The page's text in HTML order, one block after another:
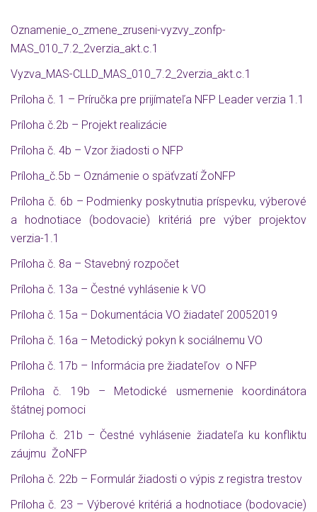
Oznamenie_o_zmene_zruseni-vyzvy_zonfp-
MAS_010_7.2_2verzia_akt.c.1
Vyzva_MAS-CLLD_MAS_010_7.2_2verzia_akt.c.1
Príloha č. 1 – Príručka pre prijímateľa NFP Leader verzia 1.1
Príloha č.2b – Projekt realizácie
Príloha č. 4b – Vzor žiadosti o NFP
Príloha_č.5b – Oznámenie o späťvzatí ŽoNFP
Príloha č. 6b – Podmienky poskytnutia príspevku, výberové
a hodnotiace (bodovacie) kritériá pre výber projektov
verzia-1.1
Príloha č. 8a – Stavebný rozpočet
Príloha č. 13a – Čestné vyhlásenie k VO
Príloha č. 15a – Dokumentácia VO žiadateľ 20052019
Príloha č. 16a – Metodický pokyn k sociálnemu VO
Príloha č. 17b – Informácia pre žiadateľov o NFP
Príloha č. 19b – Metodické usmernenie koordinátora
štátnej pomoci
Príloha č. 21b – Čestné vyhlásenie žiadateľa ku konfliktu
záujmu ŽoNFP
Príloha č. 22b – Formulár žiadosti o výpis z registra trestov
Príloha č. 23 – Výberové kritériá a hodnotiace (bodovacie)